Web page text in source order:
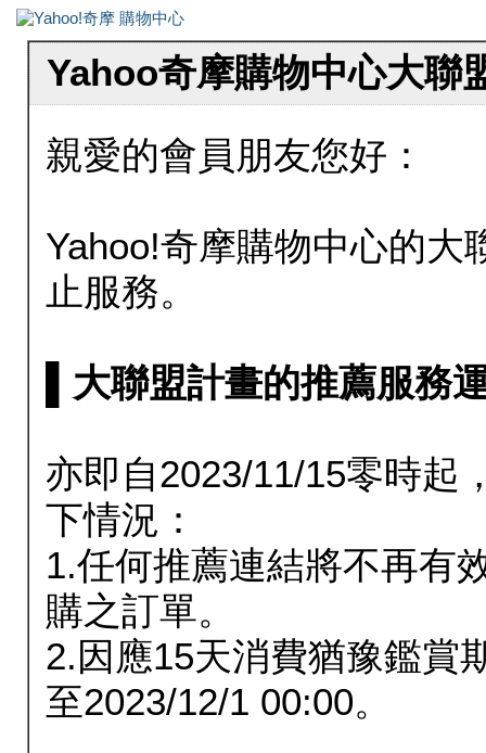
Yahoo奇摩購物中心大聯
親愛的會員朋友您好：
Yahoo!奇摩購物中心的大
止服務。
▌大聯盟計畫的推薦服務
亦即自2023/11/15零時起
下情況：
1.任何推薦連結將不再有
購之訂單。
2.因應15天消費猶豫鑑賞
至2023/12/1 00:00。